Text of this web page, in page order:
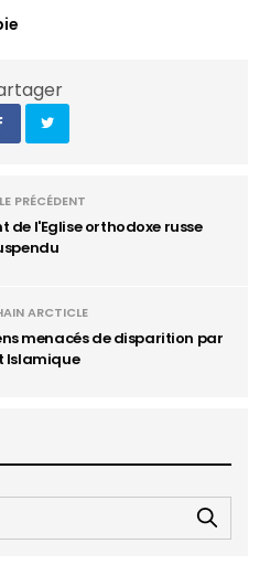
PRÉCÉDENT
de l'Eglise orthodoxe russe
ARCTICLE
menacés de disparition par
Islamique